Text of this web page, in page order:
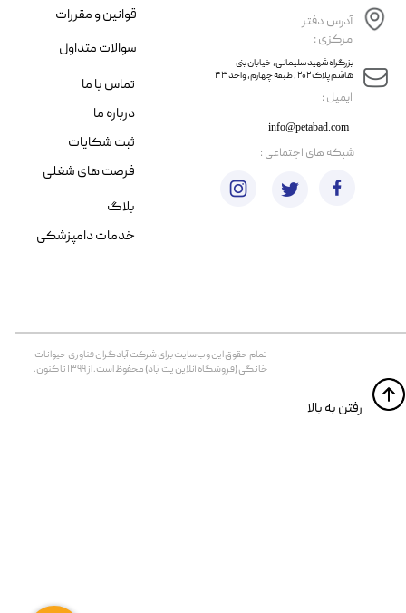
​ایمیل :
آدرس دفتر
مرکزی :
info@petabad.com
​​بزرگراه شهید سلیمانی، خیابان بنی
هاشم پلاک ۲۰۲ ، طبقه چهارم، واحد ۴۳
تمام حقوق اين وب‌سايت برای شرکت آبادگران فناوری حیوانات
خانگی (فروشگاه آنلاین پت آباد) محفوظ است. از ۱۳۹۹ تا کنون.
​​رفتن به بالا
قوانین و مقررات
سوالات متداول
تماس با ما
درباره ما
ثبت شکایات
فرصت های شغلی
​شبکه های اجتماعی :
بلاگ
خدمات دامپزشکی